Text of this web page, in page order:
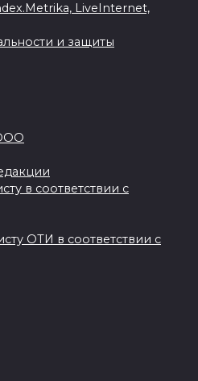
LiveInternet,
и защиты
в соответствии с
ОТИ в соответствии с